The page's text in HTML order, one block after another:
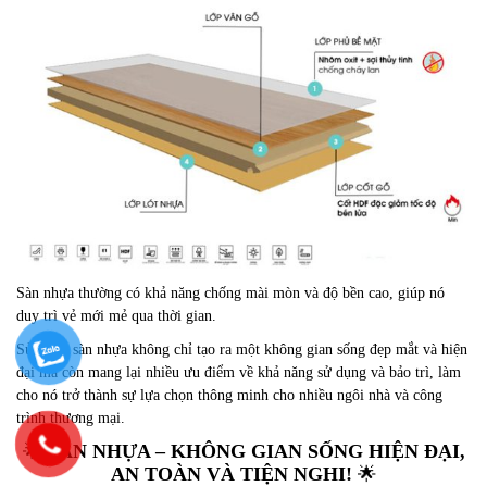
Sàn nhựa thường có khả năng chống mài mòn và độ bền cao, giúp nó
duy trì vẻ mới mẻ qua thời gian.
Sử dụng sàn nhựa không chỉ tạo ra một không gian sống đẹp mắt và hiện
đại mà còn mang lại nhiều ưu điểm về khả năng sử dụng và bảo trì, làm
cho nó trở thành sự lựa chọn thông minh cho nhiều ngôi nhà và công
trình thương mại.
🌟SÀN NHỰA – KHÔNG GIAN SỐNG HIỆN ĐẠI,
AN TOÀN VÀ TIỆN NGHI! 🌟